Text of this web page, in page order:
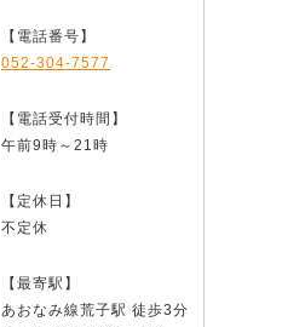
【電話番号】
052-304-7577
【電話受付時間】
午前9時～21時
【定休日】
不定休
【最寄駅】
あおなみ線荒子駅 徒歩3分